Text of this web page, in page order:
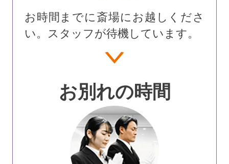
お時間までに斎場にお越しくださ
い。スタッフが待機しています。
お別れの時間